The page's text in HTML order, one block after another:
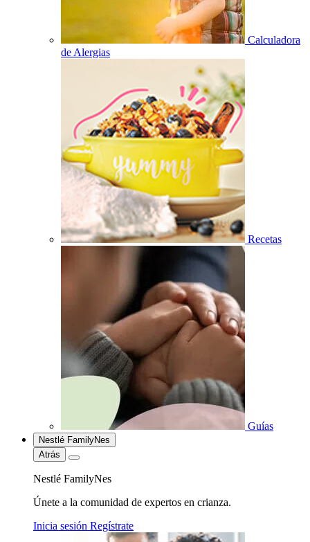
Calculadora
de Alergias
Recetas
Guías
Nestlé FamilyNes
Atrás
Nestlé FamilyNes
Únete a la comunidad de expertos en crianza.
Inicia sesión Regístrate